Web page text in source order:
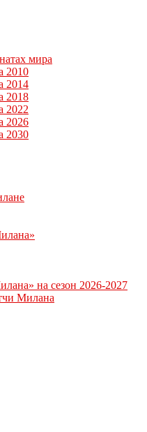
мира
2010
2014
2018
2022
2026
2030
на сезон 2026-2027
Милана